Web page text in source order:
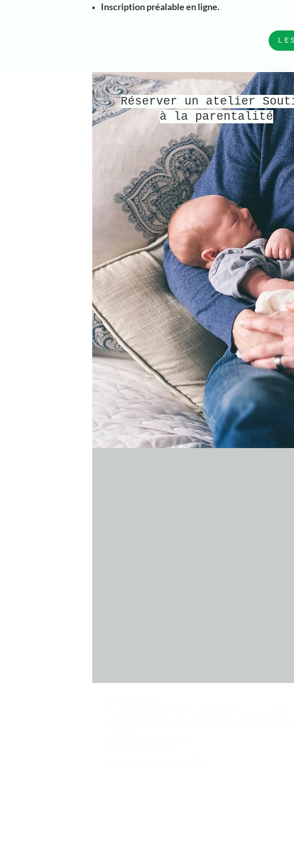
Inscription préalableen ligne.
Réserver un atelier
à la parentalité